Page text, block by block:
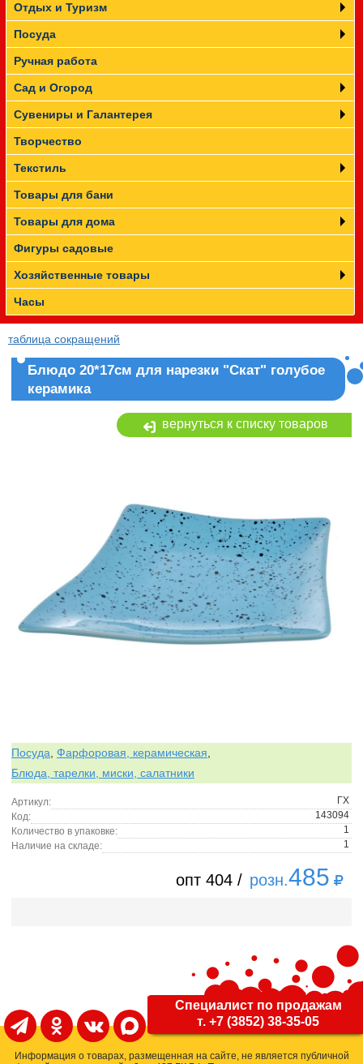
Отдых и Туризм
Посуда
Ручная работа
Сад и Огород
Сувениры и Галантерея
Творчество
Текстиль
Товары для бани
Товары для дома
Фигуры садовые
Хозяйственные товары
Часы
таблица сокращений
Блюдо 20*17см для нарезки "Скат" голубое
керамика
вернуться к списку товаров
Посуда Фарфоровая, керамическая
Блюда, тарелки, миски, салатники
Артикул:
ГХ
Код:
143094
Количество в упаковке:
1
Наличие на складе:
1
опт 404 / розн.485
Специалист по продажам
т. +7 (3852) 38-35-05
Информация о товарах, размещенная на сайте, не является публичной